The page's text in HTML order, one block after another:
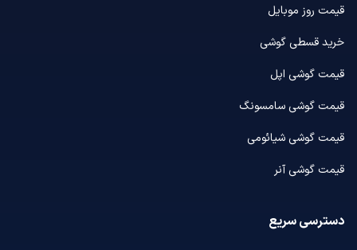
قیمت روز موبایل
خرید قسطی گوشی
قیمت گوشی اپل
قیمت گوشی سامسونگ
قیمت گوشی شیائومی
قیمت گوشی آنر
دسترسی سریع